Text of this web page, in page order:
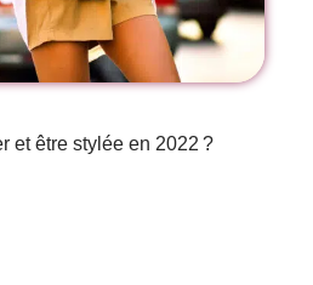
et être stylée en 2022 ?